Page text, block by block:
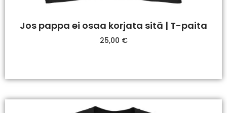
Jos pappa ei osaa korjata sitä | T-paita
25,00 €